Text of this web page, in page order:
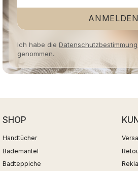
ANMELDEN
Ich habe die
genommen.
SHOP
Handtücher
Bademäntel
Badteppiche